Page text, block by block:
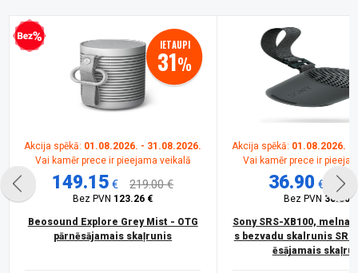
kredīts IETAUPI
31%
Akcija spēkā: 01.08.2026. - 31.08.2026.
Vai kamēr prece ir pieejama veikalā
149.15 € 219.00 €
Bez PVN 123.26 €
Beosound Explore Grey Mist - OTG
pārnēsājamais skaļrunis
Akcija spēkā: 01.08.2026. -
Vai kamēr prece ir
36.90 €
Bez PVN 30.50 €
Sony SRS-XB100, melna
s bezvadu skalrunis
ēsājamais